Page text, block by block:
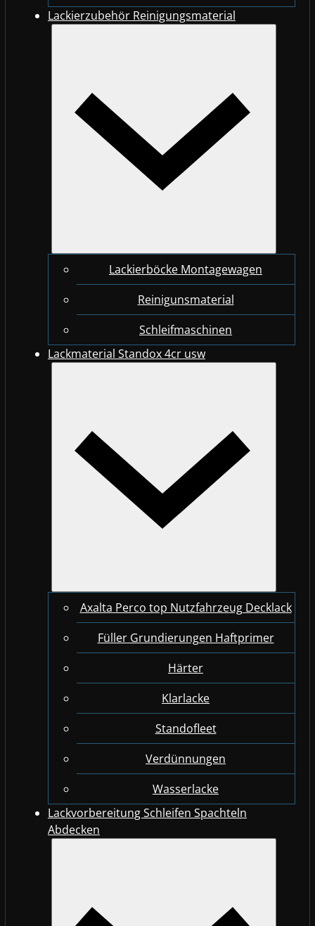
Lackierzubehör Reinigungsmaterial
Lackierböcke Montagewagen
Reinigunsmaterial
Schleifmaschinen
Lackmaterial Standox 4cr usw
Axalta Perco top Nutzfahrzeug Decklack
Füller Grundierungen Haftprimer
Härter
Klarlacke
Standofleet
Verdünnungen
Wasserlacke
Lackvorbereitung Schleifen Spachteln
Abdecken